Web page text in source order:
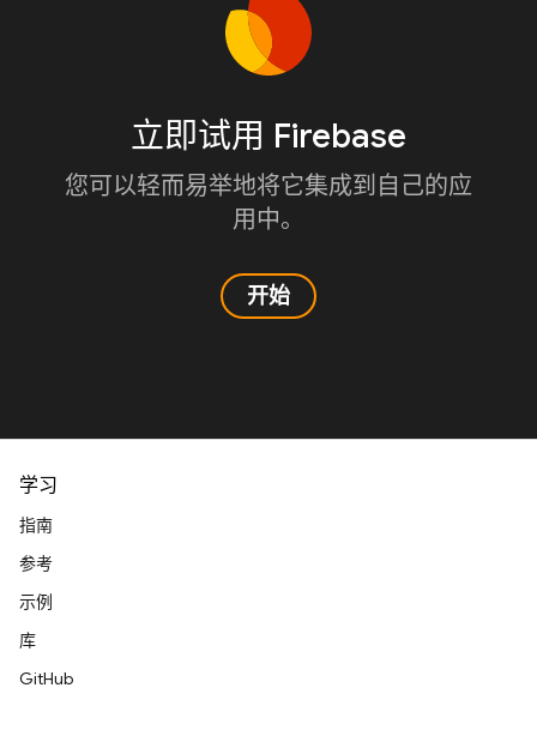
立即试用 Firebase
您可以轻而易举地将它集成到自己的应
用中。
开始
学习
指南
参考
示例
库
GitHub